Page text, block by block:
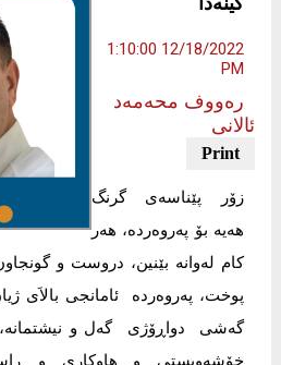
12/18/2022 1:10:00
PM
رەووف محەمەد
ئالانی
زۆر پێناسه‌ی‌ گرنگ
هه‌یه‌ بۆ په‌روه‌رده‌، هه‌ر
كام له‌وانه‌ بێنین، دروست و
پوخت، په‌روه‌رده‌ ئامانجی‌ بالاَی‌
گه‌شی‌ دواڕۆژی‌ گه‌ل و
خۆشه‌ویستی‌ و هاوكاری‌ و